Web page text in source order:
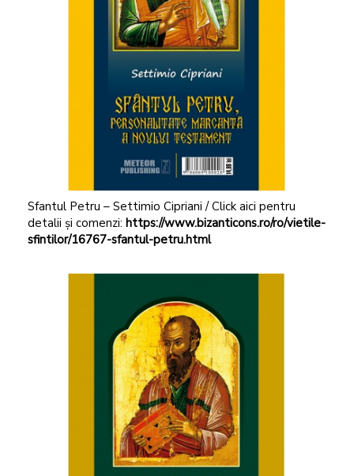
Sfantul Petru – Settimio Cipriani / Click aici pentru
detalii și comenzi: https://www.bizanticons.ro/ro/vietile-
sfintilor/16767-sfantul-petru.html